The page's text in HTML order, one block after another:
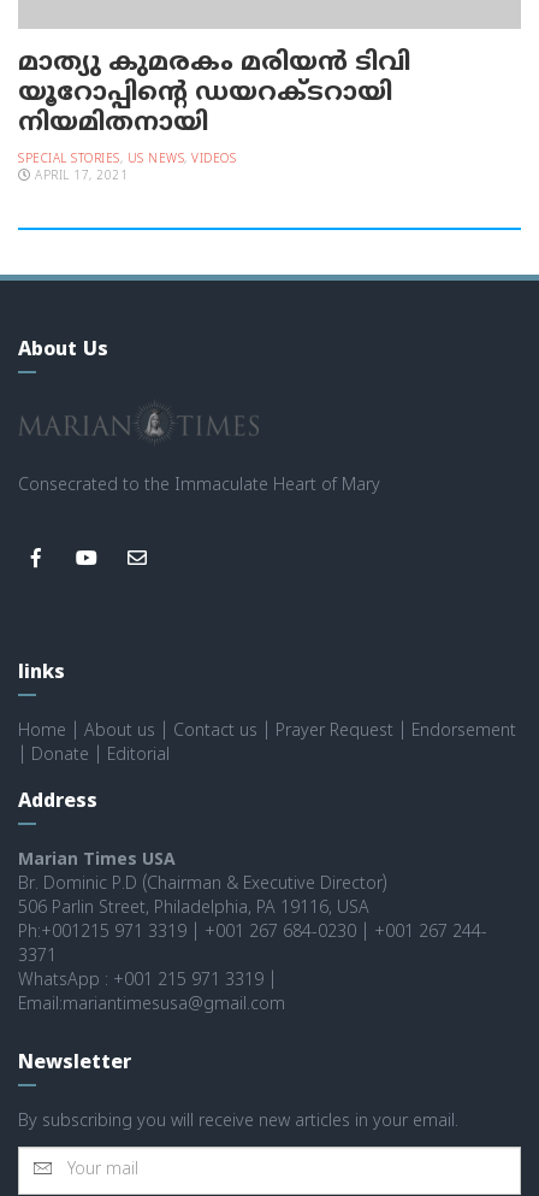
മാത്യു കുമരകം മരിയന്‍ ടിവി
യൂറോപ്പിന്റെ ഡയറക്ടറായി
നിയമിതനായി
SPECIAL STORIES, US NEWS, VIDEOS
APRIL 17, 2021
About Us
Consecrated to the Immaculate Heart of Mary
links
Home About us Contact us Prayer Request
Endorsement
Donate Editorial
Address
Marian Times USA
Br. Dominic P.D (Chairman & Executive Director)
506 Parlin Street, Philadelphia, PA 19116, USA
Ph:+001215 971 3319 | +001 267 684-0230 | +001 267 244-
3371
WhatsApp : +001 215 971 3319 |
Email:mariantimesusa@gmail.com
Newsletter
By subscribing you will receive new articles in your email.